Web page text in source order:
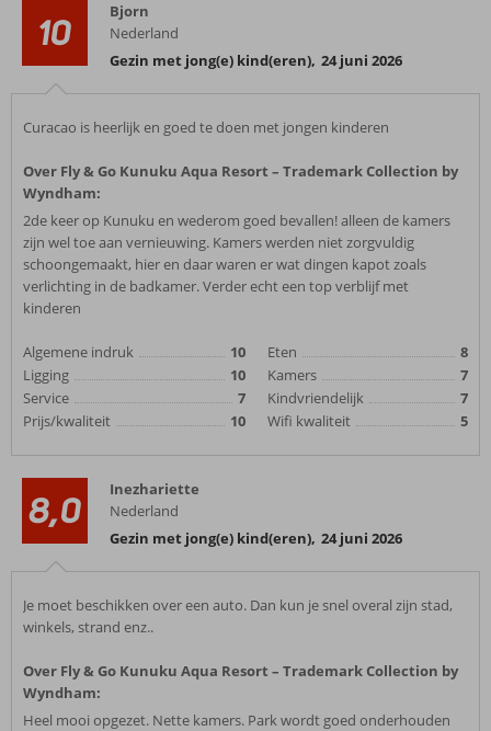
10
Bjorn
Nederland
Gezin met jong(e) kind(eren), 24 juni 2026
Curacao is heerlijk en goed te doen met jongen kinderen
Over Fly & Go Kunuku Aqua Resort – Trademark Collection by
Wyndham:
2de keer op Kunuku en wederom goed bevallen! alleen de kamers
zijn wel toe aan vernieuwing. Kamers werden niet zorgvuldig
schoongemaakt, hier en daar waren er wat dingen kapot zoals
verlichting in de badkamer. Verder echt een top verblijf met
kinderen
Algemene indruk
10
Ligging
10
Service
7
Prijs/kwaliteit
10
Eten
8
Kamers
7
Kindvriendelijk
7
Wifi kwaliteit
5
8,0
Inezhariette
Nederland
Gezin met jong(e) kind(eren), 24 juni 2026
Je moet beschikken over een auto. Dan kun je snel overal zijn stad,
winkels, strand enz..
Over Fly & Go Kunuku Aqua Resort – Trademark Collection by
Wyndham:
Heel mooi opgezet. Nette kamers. Park wordt goed onderhouden